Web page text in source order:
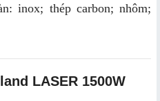
inox; thép carbon; nhôm;
LASER 1500W